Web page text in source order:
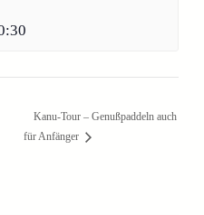
Kanu-Tour – Genußpaddeln auch
für Anfänger